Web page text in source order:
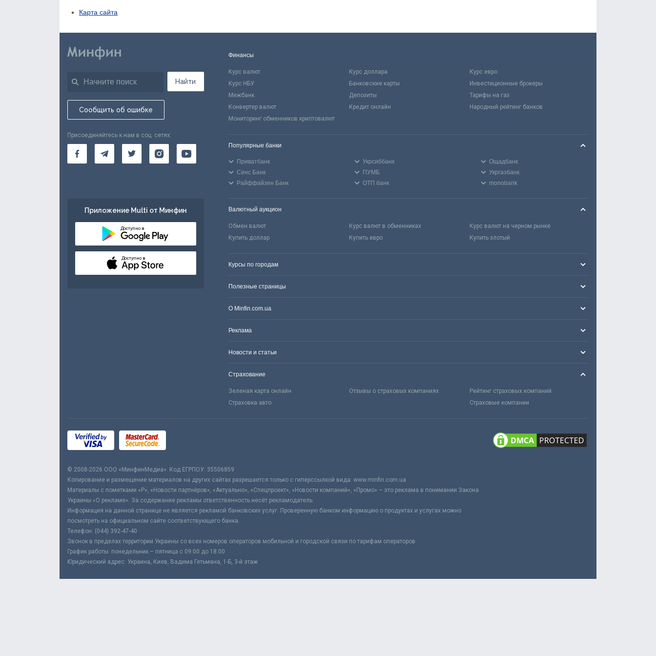
Карта сайта
Найти
Сообщить об ошибке
Присоединяйтесь к нам в соц. сетях:
Приложение Multi от Минфин
Доступно в
Доступно в
Финансы
Курс валют Курс доллара
Курс евро
Курс НБУ
Банковские карты
Инвестиционные брокеры
Межбанк
Депозиты
Тарифы на газ
Конвертер валют
Кредит онлайн
Народный рейтинг банков
Мониторинг обменников криптовалют
Популярные банки
Приватбанк Укрсиббанк
Ощадбанк
Сенс Банк
ПУМБ
Укргазбанк
Райффайзен Банк
ОТП банк monobank
Валютный аукцион
Обмен валют Курс валют в обменниках
Курс валют на черном рынке
Купить доллар
Купить евро Купить злотый
Курсы по городам
Полезные страницы
О Minfin.com.ua
Реклама
Новости и статьи
Страхование
Зеленая карта онлайн Отзывы о страховых компаниях
Рейтинг страховых компаний
Страховка авто
Страховые компании
© 2008-2026 ООО «МинфинМедиа». Код ЕГРПОУ: 35506859
Копирование и размещение материалов на других сайтах разрешается только с гиперссылкой вида: www.minfin.com.ua
Материалы с пометками «Р», «Новости партнёров», «Актуально», «Спецпроект», «Новости компаний», «Промо» – это реклама в понимании Закона
Украины «О рекламе». За содержание рекламы ответственность несёт рекламодатель.
Информация на данной странице не является рекламой банковских услуг. Проверенную банком информацию о продуктах и услугах можно
посмотреть на официальном сайте соответствующего банка.
Телефон: (044) 392-47-40
Звонок в пределах территории Украины со всех номеров операторов мобильной и городской связи по тарифам операторов
График работы: понедельник – пятница с 09:00 до 18:00
Юридический адрес: Украина, Киев, Вадима Гетьмана, 1-Б, 3-й этаж